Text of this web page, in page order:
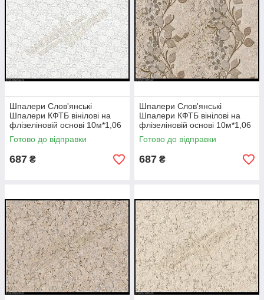
Шпалери Слов'янські
Шпалери КФТБ вінілові на
флізеліновій основі 10м*1,06
9В109 Платан 2 3532-10
Готово до відправки
687 ₴
Шпалери Слов'янські
Шпалери КФТБ вінілові на
флізеліновій основі 10м*1,06
9В109 Вів'єн 3615-02
Готово до відправки
687 ₴